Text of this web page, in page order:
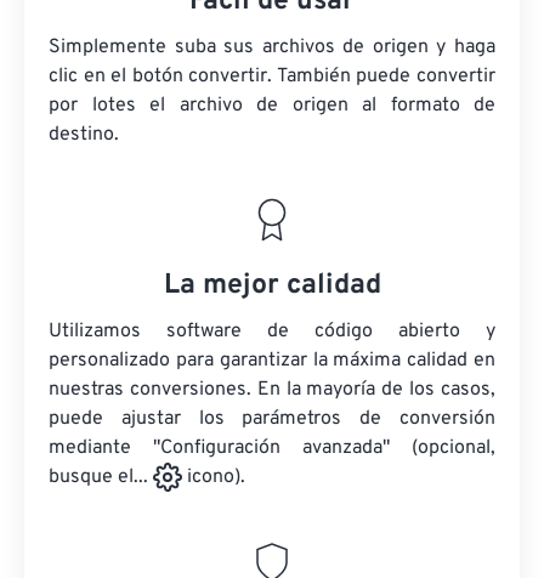
Simplemente suba sus archivos de origen y haga
clic en el botón convertir. También puede convertir
por lotes el archivo de origen al formato de
destino.
La mejor calidad
Utilizamos software de código abierto y
personalizado para garantizar la máxima calidad en
nuestras conversiones. En la mayoría de los casos,
puede ajustar los parámetros de conversión
mediante "Configuración avanzada" (opcional,
busque el...
icono).